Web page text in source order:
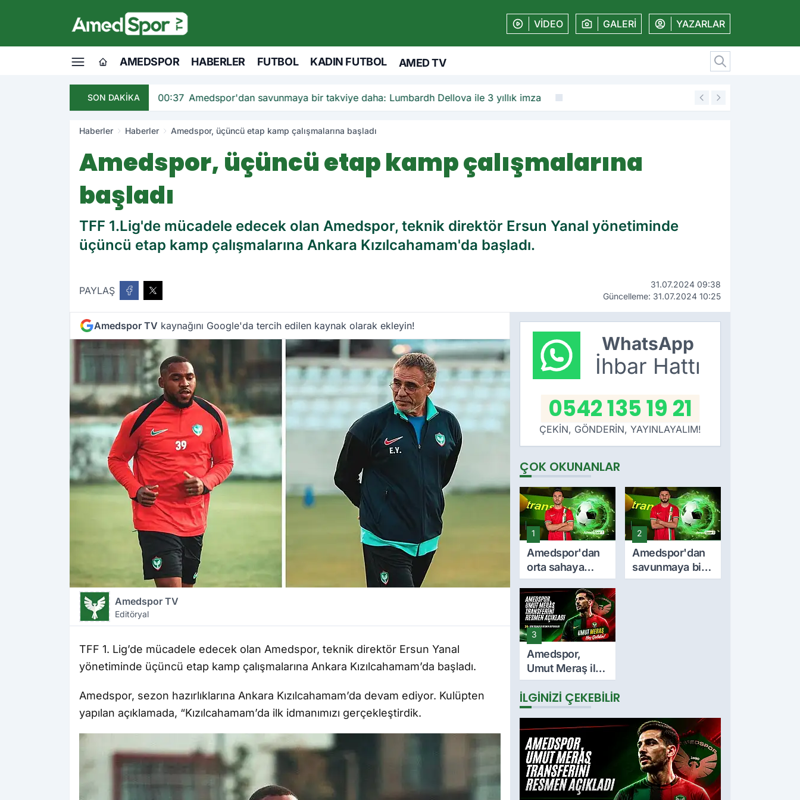
VİDEO GALERİ YAZARLAR
AMEDSPOR HABERLER FUTBOL KADIN FUTBOL AMED TV
SON DAKİKA
Amedspor'dan savunmaya bir takviye daha: Lumbardh Dellova ile 3 yıllık imza Amedspor'dan kaleye güven veren
Haberler Haberler Amedspor, üçüncü etap kamp çalışmalarına başladı
Amedspor, üçüncü etap kamp çalışmalarına
başladı
TFF 1.Lig'de mücadele edecek olan Amedspor, teknik direktör Ersun Yanal yönetiminde
üçüncü etap kamp çalışmalarına Ankara Kızılcahamam'da başladı.
PAYLAŞ
31.07.2024 09:38
Güncelleme: 31.07.2024 10:25
Amedspor TV kaynağını Google'da tercih edilen kaynak olarak ekleyin!
Amedspor TV
Editöryal
TFF 1. Lig’de mücadele edecek olan Amedspor, teknik direktör Ersun Yanal
yönetiminde üçüncü etap kamp çalışmalarına Ankara Kızılcahamam’da başladı.
Amedspor, sezon hazırlıklarına Ankara Kızılcahamam’da devam ediyor. Kulüpten
yapılan açıklamada, “Kızılcahamam’da ilk idmanımızı gerçekleştirdik.
WhatsApp
İhbar Hattı
0542 135 19 21
ÇEKİN, GÖNDERİN, YAYINLAYALIM!
ÇOK OKUNANLAR
1
Amedspor'dan
orta sahaya
önemli takviye:
Furkan Soyalp
ile sözleşme
imzalandı
2
Amedspor'dan
savunmaya bir
takviye daha:
3
Amedspor,
Umut Meraş ile
2 yıllık
sözleşme
imzaladı
İLGINIZI ÇEKEBILIR